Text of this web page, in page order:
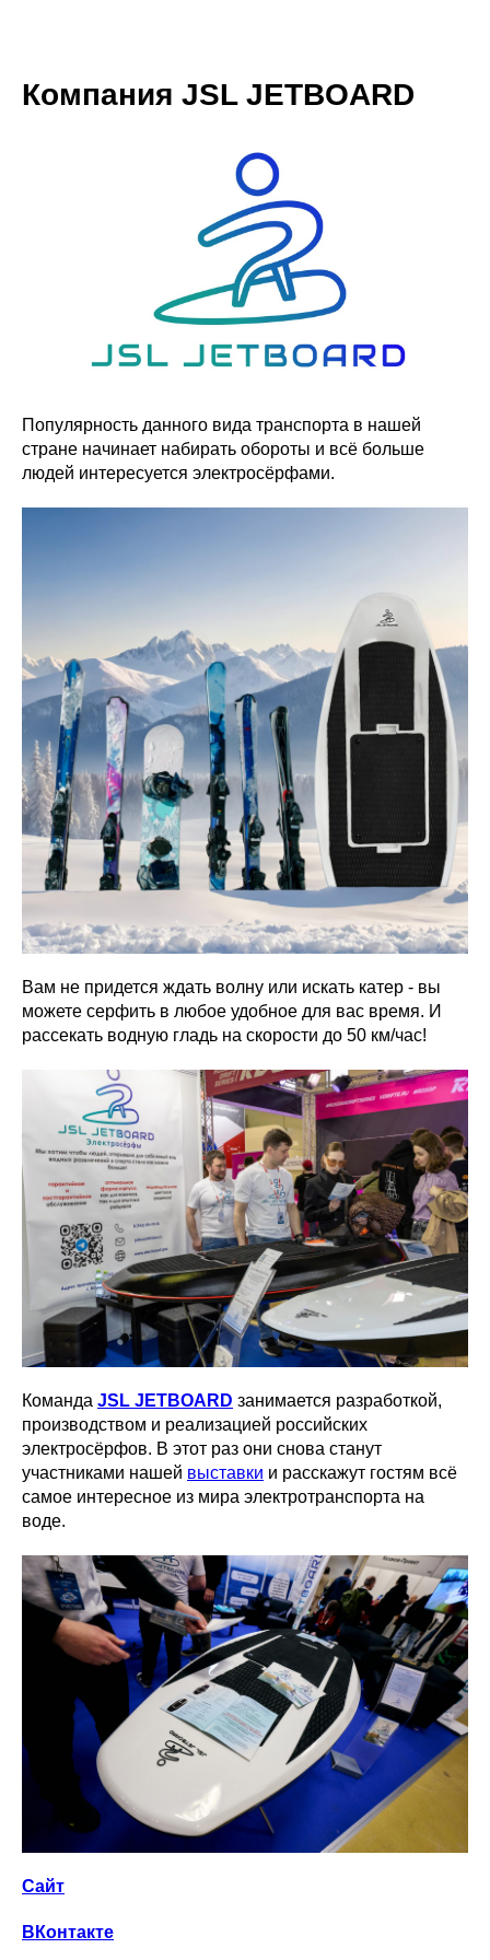
Компания JSL JETBOARD
Популярность данного вида транспорта в нашей
стране начинает набирать обороты и всё больше
людей интересуется электросёрфами.
Вам не придется ждать волну или искать катер - вы
можете серфить в любое удобное для вас время. И
рассекать водную гладь на скорости до 50 км/час!
Команда JSL JETBOARD занимается разработкой,
производством и реализацией российских
электросёрфов. В этот раз они снова станут
участниками нашей выставки и расскажут гостям всё
самое интересное из мира электротранспорта на
воде.
Сайт
ВКонтакте